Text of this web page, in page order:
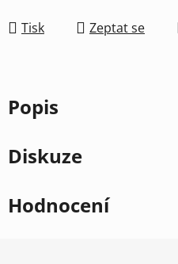
Tisk Zeptat se
Popis
Diskuze
Hodnocení